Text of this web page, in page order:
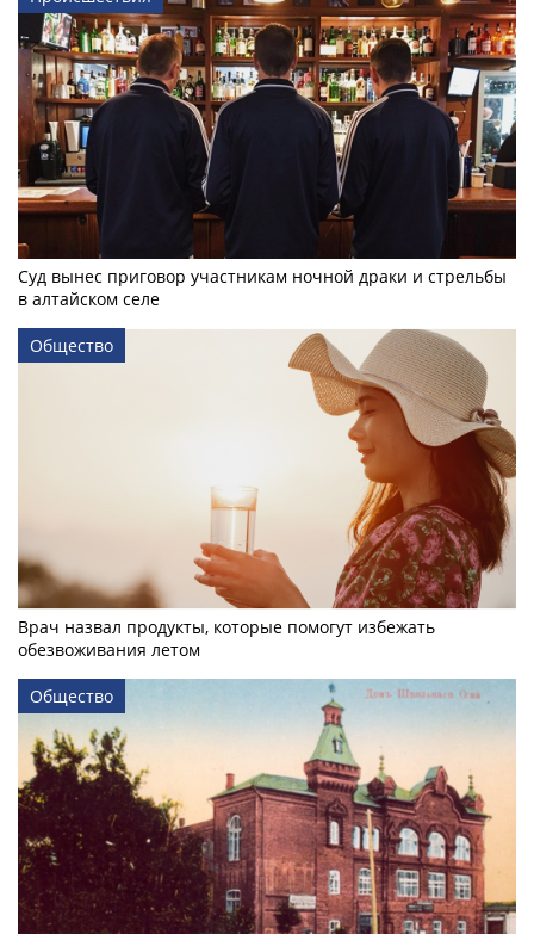
Суд вынес приговор участникам ночной драки и стрельбы
в алтайском селе
Общество
Врач назвал продукты, которые помогут избежать
обезвоживания летом
Общество